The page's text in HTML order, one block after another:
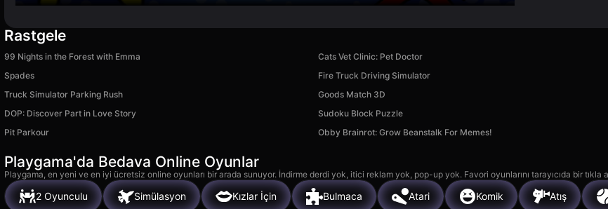
Rastgele
99 Nights in the Forest with Emma Cats Vet Clinic: Pet Doctor
Spades
Fire Truck Driving Simulator
Truck Simulator Parking Rush
Goods Match 3D
DOP: Discover Part in Love Story
Sudoku Block Puzzle
Pit Parkour
Obby Brainrot: Grow Beanstalk For Memes!
Playgama'da Bedava Online Oyunlar
Playgama, en yeni ve en iyi ücretsiz online oyunları bir arada sunuyor. İndirme derdi yok, itici reklam yok, pop-up yok. Favori oyunlarını tarayıcıda bir tıkla
2 Oyunculu Simülasyon Kızlar İçin Bulmaca Atari Komik Atış